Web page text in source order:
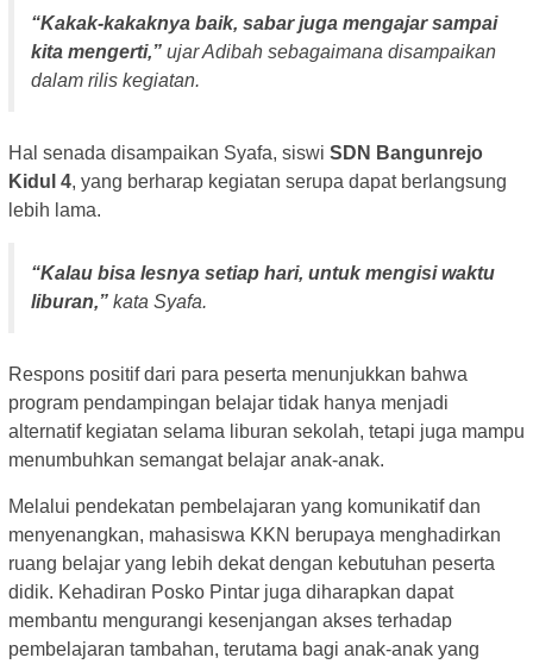
“Kakak-kakaknya baik, sabar juga mengajar sampai
kita mengerti,” ujar Adibah sebagaimana disampaikan
dalam rilis kegiatan.
Hal senada disampaikan Syafa, siswi SDN Bangunrejo
Kidul 4, yang berharap kegiatan serupa dapat berlangsung
lebih lama.
“Kalau bisa lesnya setiap hari, untuk mengisi waktu
liburan,” kata Syafa.
Respons positif dari para peserta menunjukkan bahwa
program pendampingan belajar tidak hanya menjadi
alternatif kegiatan selama liburan sekolah, tetapi juga mampu
menumbuhkan semangat belajar anak-anak.
Melalui pendekatan pembelajaran yang komunikatif dan
menyenangkan, mahasiswa KKN berupaya menghadirkan
ruang belajar yang lebih dekat dengan kebutuhan peserta
didik. Kehadiran Posko Pintar juga diharapkan dapat
membantu mengurangi kesenjangan akses terhadap
pembelajaran tambahan, terutama bagi anak-anak yang